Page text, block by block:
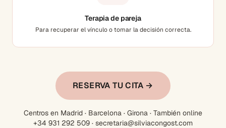
Terapia de pareja
Para recuperar el vínculo o tomar la decisión correcta.
RESERVA TU CITA →
Centros en Madrid · Barcelona · Girona · También online
+34 931 292 509 · secretaria@silviacongost.com